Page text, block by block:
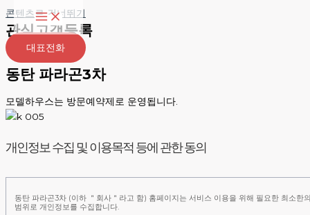
콘텐츠로 건너뛰기
관심고객등록
대표전화
동탄 파라곤3차
모델하우스는 방문예약제로 운영됩니다.
개인정보 수집 및 이용목적 등에 관한 동의
동탄 파라곤3차 (이하 ＂회사＂라고 함) 홈페이지는 서비스 이용을 위해 필요한 최소한
범위로 개인정보를 수집합니다.